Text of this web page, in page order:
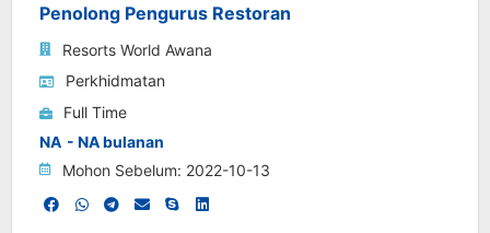
Penolong Pengurus Restoran
Resorts World Awana
Perkhidmatan
Full Time
NA - NA bulanan
Mohon Sebelum: 2022-10-13